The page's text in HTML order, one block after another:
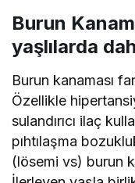
Burun
yaşlılarda
Burun kanaması
Özellikle
sulandırıcı ilaç
pıhtılaşma
(lösemi vs) burun